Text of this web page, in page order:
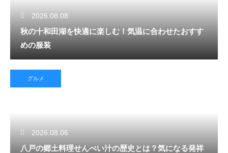
2026.08.08
秋の十和田湖を快適に楽しむ！気温に合わせたおすす
めの服装
グルメ
2026.08.06
八戸の郷土料理せんべい汁の歴史とは？気になる発祥